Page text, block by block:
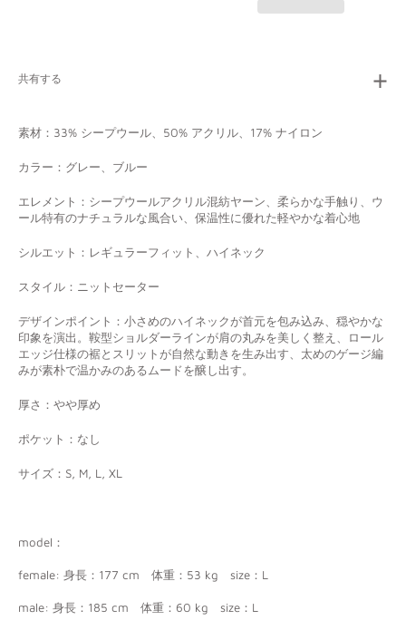
共有する
素材：33% シープウール、50% アクリル、17% ナイロン
カラー：グレー、ブルー
エレメント：シープウールアクリル混紡ヤーン、柔らかな手触り、ウ
ール特有のナチュラルな風合い、保温性に優れた軽やかな着心地
シルエット：レギュラーフィット、ハイネック
スタイル：ニットセーター
デザインポイント：小さめのハイネックが首元を包み込み、穏やかな
印象を演出。鞍型ショルダーラインが肩の丸みを美しく整え、ロール
エッジ仕様の裾とスリットが自然な動きを生み出す、太めのゲージ編
みが素朴で温かみのあるムードを醸し出す。
厚さ： やや厚め
ポケット：なし
サイズ：S, M, L, XL
model：
female: 身長：177 cm 体重：53 kg size：L
male: 身長：185 cm 体重：60 kg size：L